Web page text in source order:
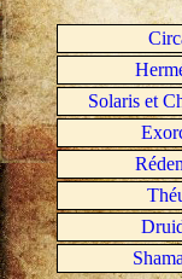
Solaris et